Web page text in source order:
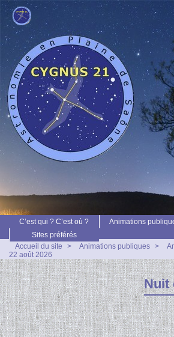
C’est qui ? C’est où ? Animations
Sites préférés
Accueil du site
> Animations publiques >
22 août 2026
Nuit